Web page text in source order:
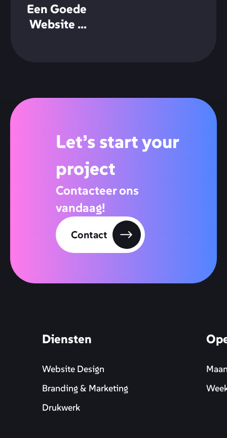
Een Goede
Website is
Let’s start your
project
Contacteer ons
vandaag!
Contact
Diensten
Website Design
Branding & Marketing
Drukwerk